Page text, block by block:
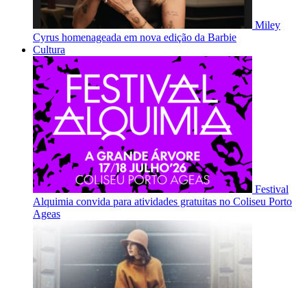
Miley
Cyrus homenageada em nova edição da Barbie
Cultura
Festival
Alquimia convida para atividades gratuitas no Coliseu Porto
Ageas